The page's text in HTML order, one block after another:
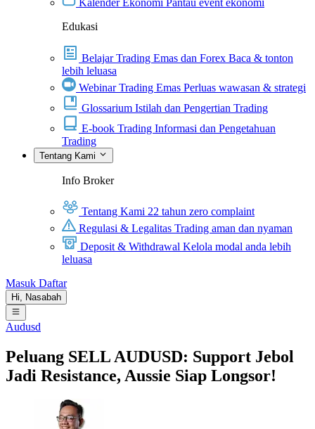
Kalender Ekonomi Pantau event ekonomi
Edukasi
Belajar Trading Emas dan Forex Baca & tonton
lebih leluasa
Webinar Trading Emas Perluas wawasan & strategi
Glossarium Istilah dan Pengertian Trading
E-book Trading Informasi dan Pengetahuan
Trading
Tentang Kami
Info Broker
Tentang Kami 22 tahun zero complaint
Regulasi & Legalitas Trading aman dan nyaman
Deposit & Withdrawal Kelola modal anda lebih
leluasa
Masuk Daftar
Hi, Nasabah
Audusd
Peluang SELL AUDUSD: Support Jebol
Jadi Resistance, Aussie Siap Longsor!